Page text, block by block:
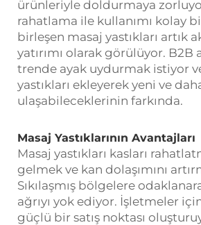
ürünleriyle doldurmaya
rahatlama ile kullanımı kolay
birleşen masaj yastıkları artık
yatırımı olarak görülüyor. B2B
trende ayak uydurmak istiyor
yastıkları ekleyerek yeni ve
ulaşabileceklerinin farkında.
Masaj Yastıklarının Avantajları
Masaj yastıkları kasları
gelmek ve kan dolaşımını
Sıkılaşmış bölgelere
ağrıyı yok ediyor. İşletmeler
güçlü bir satış noktası